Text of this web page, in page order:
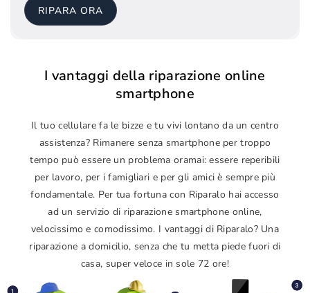
RIPARA ORA
I vantaggi della riparazione online
smartphone
Il tuo cellulare fa le bizze e tu vivi lontano da un centro
assistenza? Rimanere senza smartphone per troppo
tempo può essere un problema oramai: essere reperibili
per lavoro, per i famigliari e per gli amici è sempre più
fondamentale. Per tua fortuna con Riparalo hai accesso
ad un servizio di riparazione smartphone online,
velocissimo e comodissimo. I vantaggi di Riparalo? Una
riparazione a domicilio, senza che tu metta piede fuori di
casa, super veloce in sole 72 ore!